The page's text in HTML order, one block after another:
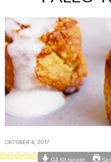
OKTOBER 4, 2017
Gå till recept